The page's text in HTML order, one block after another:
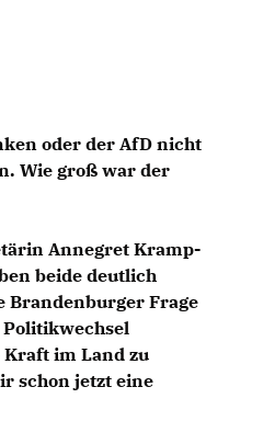
oder der AfD nicht
Wie groß war der
Annegret Kramp-
beide deutlich
Brandenburger Frage
Kraft im Land zu
schon jetzt eine